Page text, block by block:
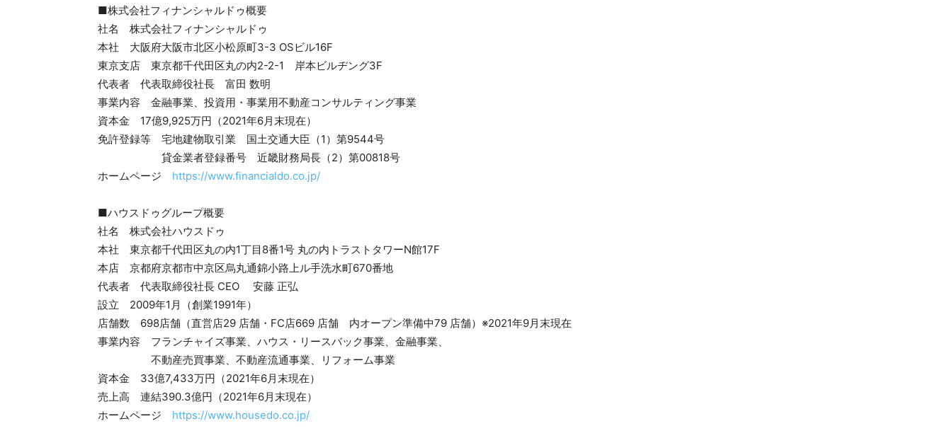
■株式会社フィナンシャルドゥ概要
社名 株式会社フィナンシャルドゥ
本社 大阪府大阪市北区小松原町3-3 OSビル16F
東京支店 東京都千代田区丸の内2-2-1 岸本ビルヂング3F
代表者 代表取締役社長 富田 数明
事業内容 金融事業、投資用・事業用不動産コンサルティング事業
資本金 17億9,925万円（2021年6月末現在）
免許登録等 宅地建物取引業 国土交通大臣（1）第9544号
貸金業者登録番号 近畿財務局長（2）第00818号
ホームページ https://www.financialdo.co.jp/
■ハウスドゥグループ概要
社名 株式会社ハウスドゥ
本社 東京都千代田区丸の内1丁目8番1号 丸の内トラストタワーN館17F
本店 京都府京都市中京区烏丸通錦小路上ル手洗水町670番地
代表者 代表取締役社長 CEO 安藤 正弘
設立 2009年1月（創業1991年）
店舗数 698店舗（直営店29 店舗・FC店669 店舗 内オープン準備中79 店舗）※2021年9月末現在
事業内容 フランチャイズ事業、ハウス・リースバック事業、金融事業、
不動産売買事業、不動産流通事業、リフォーム事業
資本金 33億7,433万円（2021年6月末現在）
売上高 連結390.3億円（2021年6月末現在）
ホームページ https://www.housedo.co.jp/